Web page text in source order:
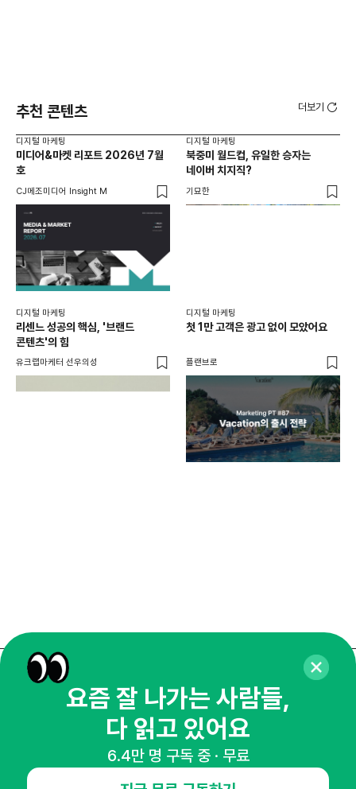
추천 콘텐츠 더보기
디지털 마케팅
미디어&마켓 리포트 2026년 7월
호
CJ메조미디어 Insight M
디지털 마케팅
북중미 월드컵, 유일한 승자는
네이버 치지직?
기묘한
디지털 마케팅
리센느 성공의 핵심, '브랜드
콘텐츠'의 힘
유크랩마케터 선우의성
디지털 마케팅
첫 1만 고객은 광고 없이 모았어요
플랜브로
매주 화요일 아침,
마케팅 감각을 깨워 드릴게요!
65,043명의 마케터를 성장시키는 뉴스레터
요즘 잘 나가는 사람들,
다 읽고 있어요
6.4만 명 구독 중 · 무료